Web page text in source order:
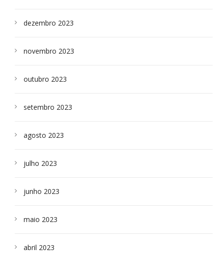
dezembro 2023
novembro 2023
outubro 2023
setembro 2023
agosto 2023
julho 2023
junho 2023
maio 2023
abril 2023